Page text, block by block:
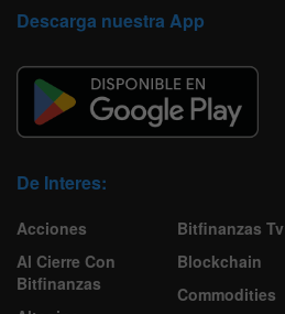
Descarga nuestra App
De Interes:
Acciones
Al Cierre Con
Bitfinanzas
Bitfinanzas Tv
Blockchain
Commodities